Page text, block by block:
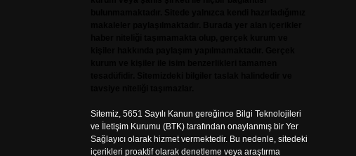
Sitemiz, 5651 Sayılı Kanun gereğince Bilgi Teknolojileri
ve İletişim Kurumu (BTK) tarafından onaylanmış bir Yer
Sağlayıcı olarak hizmet vermektedir. Bu nedenle, sitedeki
içerikleri proaktif olarak denetleme veya araştırma